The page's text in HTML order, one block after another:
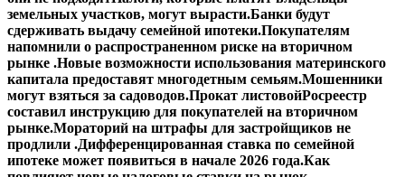
земельных участков, могут вырасти.Банки будут
сдерживать выдачу семейной ипотеки.Покупателям
напомнили о распространенном риске на вторичном
рынке .Новые возможности использования материнского
капитала предоставят многодетным семьям.Мошенники
могут взяться за садоводов.Прокат листовойРосреестр
составил инструкцию для покупателей на вторичном
рынке.Мораторий на штрафы для застройщиков не
продлили .Дифференцированная ставка по семейной
ипотеке может появиться в начале 2026 года.Как